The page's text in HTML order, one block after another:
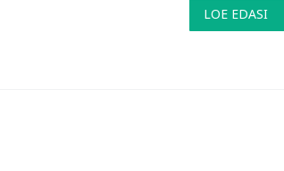
LOE EDASI